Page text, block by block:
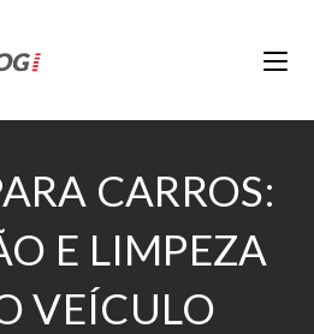
CARROS:
E LIMPEZA
VEÍCULO